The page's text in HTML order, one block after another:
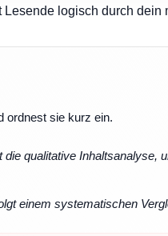
logisch durch dein
ordnest sie kurz ein.
die qualitative Inhaltsanalyse,
einem systematischen